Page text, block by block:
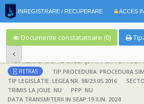
INREGISTRARE / RECUPERARE ACCES
Documente constatatoare (0)
;
RETRAS
TIP PROCEDURA: PROCEDURA
TIP LEGISLATIE: LEGEA NR. 98/23.05.2016
TRIMIS LA JOUE: NU
PPP: NU
DATA TRANSMITERII IN SEAP:19 IUN. 2024